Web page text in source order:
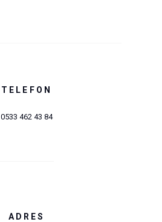
TELEFON
0533 462 43 84
ADRES